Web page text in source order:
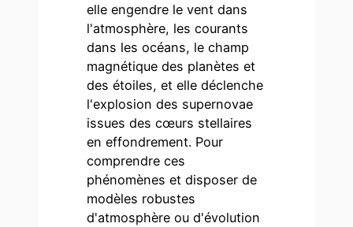
elle engendre le vent dans
l'atmosphère, les courants
dans les océans, le champ
magnétique des planètes et
des étoiles, et elle déclenche
l'explosion des supernovae
issues des cœurs stellaires
en effondrement. Pour
comprendre ces
phénomènes et disposer de
modèles robustes
d'atmosphère ou d'évolution